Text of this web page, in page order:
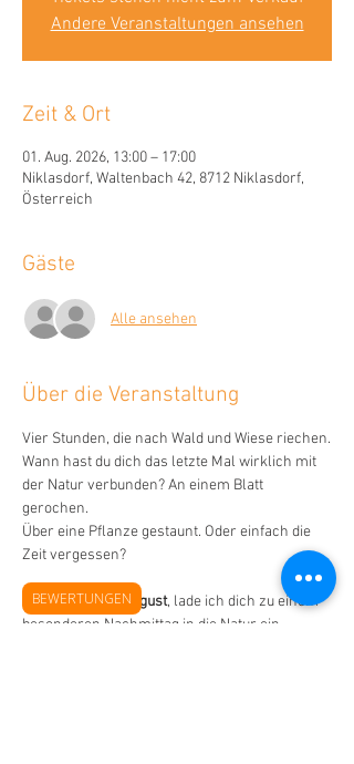
Andere Veranstaltungen ansehen
Zeit & Ort
01. Aug. 2026, 13:00 – 17:00
Niklasdorf, Waltenbach 42, 8712 Niklasdorf,
Österreich
Gäste
Alle ansehen
Über die Veranstaltung
Vier Stunden, die nach Wald und Wiese riechen.
Wann hast du dich das letzte Mal wirklich mit
der Natur verbunden? An einem Blatt
gerochen.
Über eine Pflanze gestaunt. Oder einfach die
Zeit vergessen?
Am Samstag, 1.Au gust, lade ich dich zu einem
besonderen Nachmittag in die Natur ein.
BEWERTUNGEN